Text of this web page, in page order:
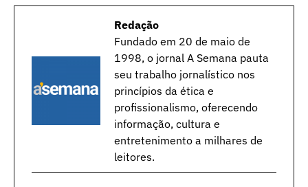
Redação
Fundado em 20 de maio de
1998, o jornal A Semana pauta
seu trabalho jornalístico nos
princípios da ética e
profissionalismo, oferecendo
informação, cultura e
entretenimento a milhares de
leitores.